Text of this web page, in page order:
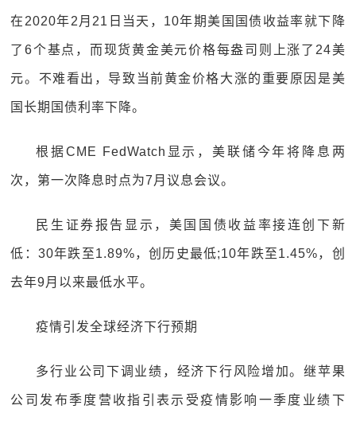
在2020年2月21日当天，10年期美国国债收益率就下降
了6个基点，而现货黄金美元价格每盎司则上涨了24美
元。不难看出，导致当前黄金价格大涨的重要原因是美
国长期国债利率下降。
根据CME FedWatch显示，美联储今年将降息两
次，第一次降息时点为7月议息会议。
民生证券报告显示，美国国债收益率接连创下新
低：30年跌至1.89%，创历史最低;10年跌至1.45%，创
去年9月以来最低水平。
疫情引发全球经济下行预期
多行业公司下调业绩，经济下行风险增加。继苹果
公司发布季度营收指引表示受疫情影响一季度业绩下